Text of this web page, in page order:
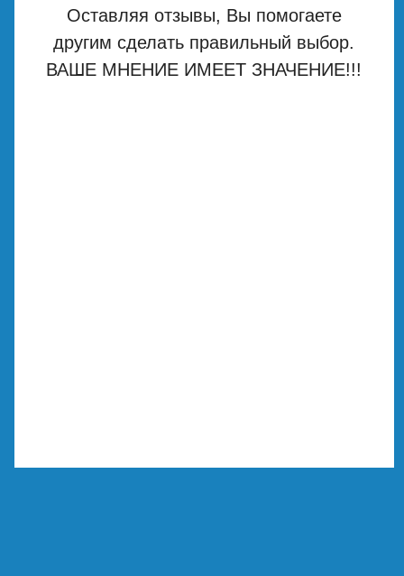
Оставляя отзывы, Вы помогаете
другим сделать правильный выбор.
ВАШЕ МНЕНИЕ ИМЕЕТ ЗНАЧЕНИЕ!!!